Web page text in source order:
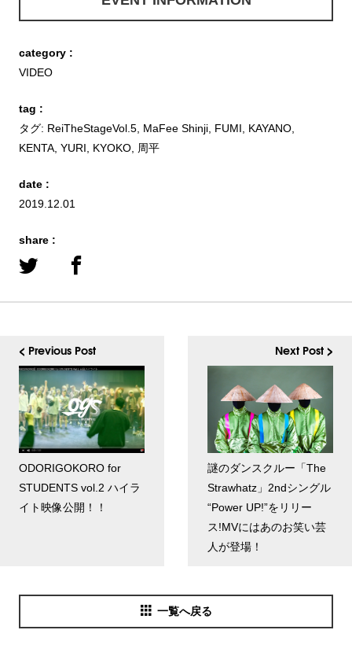
category :
VIDEO
tag :
タグ: ReiTheStageVol.5, MaFee Shinji, FUMI KAYANO,
KENTA, YURI KYOKO, 周平
date :
2019.12.01
share :
< Previous Post
ODORIGOKORO for
STUDENTS vol.2 ハイラ
イト映像公開！！
Next Post >
謎のダンスクルー「The
Strawhatz」2ndシングル
“Power UP!”をリリー
ス!MVにはあのお笑い芸
人が登場！
一覧へ戻る